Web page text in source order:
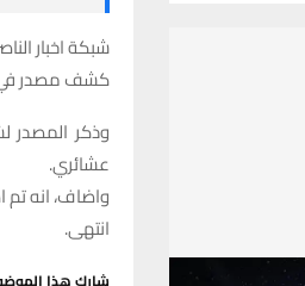
شبكة اخبار
كشف مصدر في
وذكر المصدر
عشائري.
واضاف، انه تم
انتهى.
شارك هذا